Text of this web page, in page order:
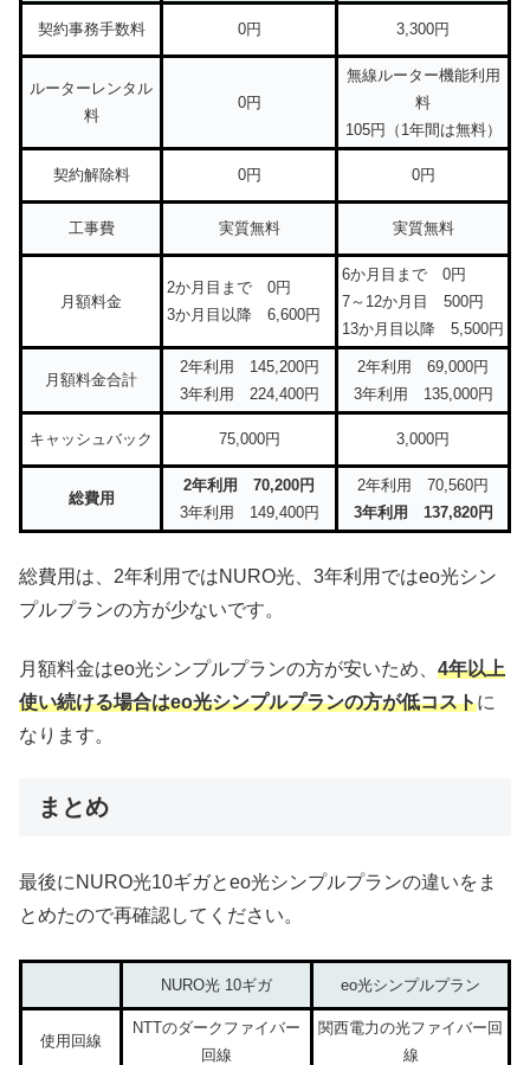
契約事務手数料 0円 3,300円
ルーターレンタル
料
0円
無線ルーター機能利用
料
105円（1年間は無料）
契約解除料 0円 0円
工事費 実質無料 実質無料
月額料金
2か月目まで 0円
3か月目以降 6,600円
6か月目まで 0円
7～12か月目 500円
13か月目以降 5,500円
月額料金合計
2年利用 145,200円
3年利用 224,400円
2年利用 69,000円
3年利用 135,000円
キャッシュバック 75,000円 3,000円
総費用
2年利用 70,200円
3年利用 149,400円
2年利用 70,560円
3年利用 137,820円
総費用は、2年利用ではNURO光、3年利用ではeo光シン
プルプランの方が少ないです。
月額料金はeo光シンプルプランの方が安いため、 4年以上
使い続ける場合はeo光シンプルプランの方が低コストに
なります。
まとめ
最後にNURO光10ギガとeo光シンプルプランの違いをま
とめたので再確認してください。
NURO光 10ギガ eo光シンプルプラン
使用回線
NTTのダークファイバー
回線
関西電力の光ファイバー回
線